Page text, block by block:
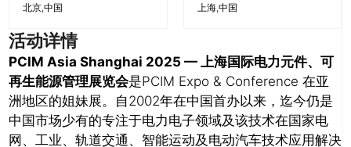
北京 中国
上海 中国
活动详情
PCIM Asia Shanghai 2025 — 上海国际电力元件、可
再生能源管理展览会是PCIM Expo & Conference 在亚
洲地区的姐妹展。自2002年在中国首办以来，迄今仍是
中国市场少有的专注于电力电子领域及该技术在国家电
网、工业、轨道交通、智能运动及电动汽车技术应用解决